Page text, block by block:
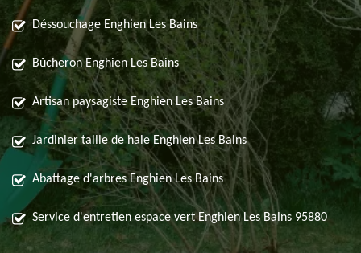
Déssouchage Enghien Les Bains
Bûcheron Enghien Les Bains
Artisan paysagiste Enghien Les Bains
Jardinier taille de haie Enghien Les Bains
Abattage d'arbres Enghien Les Bains
Service d'entretien espace vert Enghien Les Bains 95880